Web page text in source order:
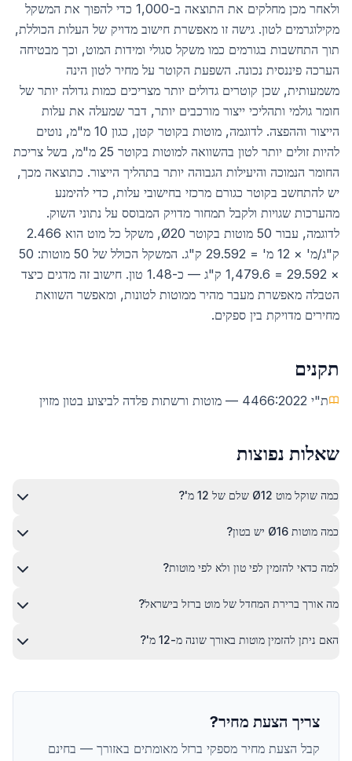
ולאחר מכן מחלקים את התוצאה ב-1,000 כדי להפוך את המשקל
מקילוגרמים לטון. גישה זו מאפשרת חישוב מדויק של העלות הכוללת,
תוך התחשבות בגורמים כמו משקל סגולי ומידות המוט, וכך מבטיחה
הערכה פיננסית נכונה. השפעת הקוטר על מחיר לטון הינה
משמעותית, שכן קוטרים גדולים יותר מצריכים כמות גדולה יותר של
חומר גולמי ותהליכי ייצור מורכבים יותר, דבר שמעלה את עלות
הייצור וההפצה. לדוגמה, מוטות בקוטר קטן, כגון 10 מ"מ, נוטים
להיות זולים יותר לטון בהשוואה למוטות בקוטר 25 מ"מ, בשל צריכת
החומר הנמוכה והיעילות הגבוהה יותר בתהליך הייצור. כתוצאה מכך,
יש להתחשב בקוטר כגורם מרכזי בחישובי עלות, כדי להימנע
מהערכות שגויות ולקבל תמחור מדויק המבוסס על נתוני השוק.
לדוגמה, עבור 50 מוטות בקוטר Ø20, משקל כל מוט הוא 2.466
ק"ג/מ' × 12 מ' = 29.592 ק"ג. המשקל הכולל של 50 מוטות: 50
× 29.592 = 1,479.6 ק"ג — כ-1.48 טון. חישוב זה מדגים כיצד
הטבלה מאפשרת מעבר מהיר ממוטות לטונות, ומאפשר השוואת
מחירים מדויקת בין ספקים.
תקנים
ת"י 4466:2022 — מוטות ורשתות פלדה לביצוע בטון מזוין
שאלות נפוצות
כמה שוקל מוט Ø12 שלם של 12 מ'?
כמה מוטות Ø16 יש בטון?
למה כדאי להזמין לפי טון ולא לפי מוטות?
מה אורך ברירת המחדל של מוט ברזל בישראל?
האם ניתן להזמין מוטות באורך שונה מ-12 מ'?
צריך הצעת מחיר?
קבל הצעת מחיר מספקי ברזל מאומתים באזורך — בחינם